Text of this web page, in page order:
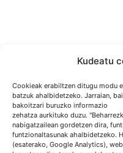
Kudeatu
Cookieak erabiltzen ditugu modu
batzuk ahalbidetzeko. Jarraian,
bakoitzari buruzko informazio
zehatza aurkituko duzu.
nabigatzailean gordetzen dira,
funtzionaltasunak ahalbidetzeko.
(esaterako, Google Analytics),